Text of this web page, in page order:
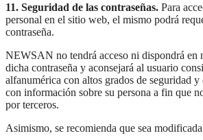
11. Seguridad de las contraseñas. Para
personal en el sitio web, el mismo podrá
contraseña.
NEWSAN no tendrá acceso ni dispondrá en
dicha contraseña y aconsejará al usuario
alfanumérica con altos grados de seguridad
con información sobre su persona a fin que
por terceros.
Asimismo, se recomienda que sea